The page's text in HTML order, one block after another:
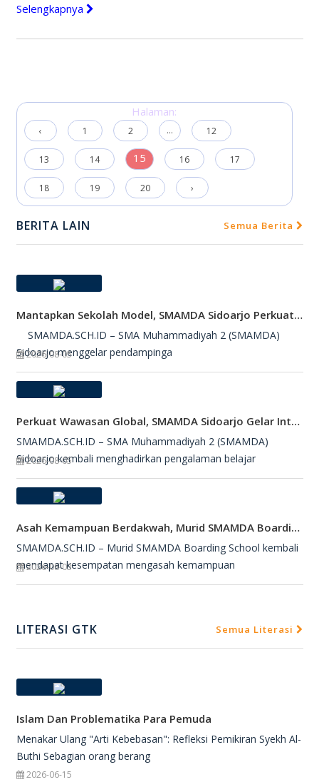
Selengkapnya
Halaman:
‹ 1 2 ... 12
13 14 15 16 17
18 19 20 ›
BERITA LAIN Semua Berita
Mantapkan Sekolah Model, SMAMDA Sidoarjo Perkuat Pembelajaran Mendalam Dan KKA
SMAMDA.SCH.ID – SMA Muhammadiyah 2 (SMAMDA)
Sidoarjo menggelar pendampinga
2026-08-05
Perkuat Wawasan Global, SMAMDA Sidoarjo Gelar International Talk Show Bersama Mahasiswa Turki
SMAMDA.SCH.ID – SMA Muhammadiyah 2 (SMAMDA)
Sidoarjo kembali menghadirkan pengalaman belajar
2026-08-05
Asah Kemampuan Berdakwah, Murid SMAMDA Boarding School Dipercaya Jadi Petugas Salat Jumat
SMAMDA.SCH.ID – Murid SMAMDA Boarding School kembali
mendapat kesempatan mengasah kemampuan
2026-08-03
LITERASI GTK Semua Literasi
Islam Dan Problematika Para Pemuda
Menakar Ulang "Arti Kebebasan": Refleksi Pemikiran Syekh Al-
Buthi Sebagian orang berang
2026-06-15